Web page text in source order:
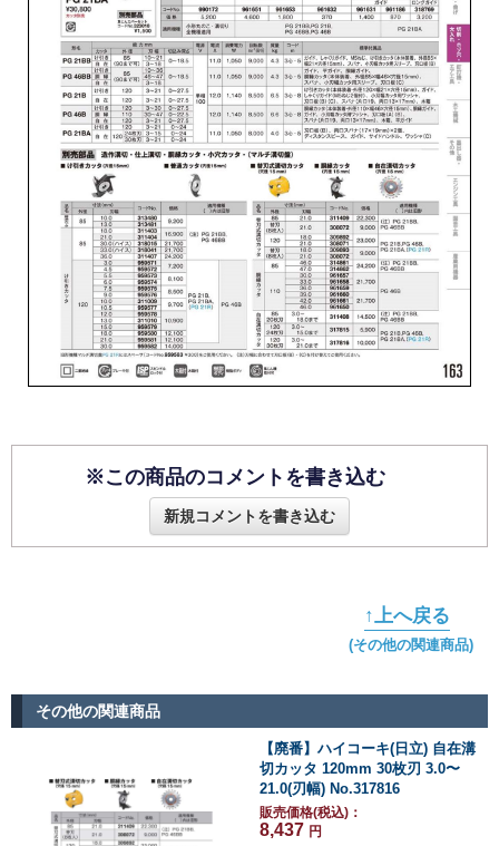
※この商品のコメントを書き込む
新規コメントを書き込む
↑上へ戻る
(その他の関連商品)
その他の関連商品
【廃番】ハイコーキ(日立) 自在溝
切カッタ 120mm 30枚刃 3.0〜
21.0(刃幅) No.317816
販売価格(税込)：
8,437 円